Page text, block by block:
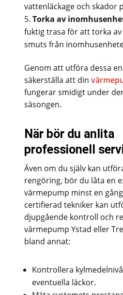
vattenläckage och skador
Torka av
fuktig trasa för att torka
smuts från
Genom att utföra dessa
säkerställa att din
fungerar smidigt under
säsongen.
När bör du anlita
professionell
Även om du själv kan
rengöring, bör du låta en
värmepump minst en
certifierad tekniker kan
djupgående kontroll och
värmepump Ystad eller
bland annat:
Kontrollera
eventuella läckor.